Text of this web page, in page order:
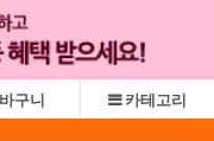
구니 카테고리